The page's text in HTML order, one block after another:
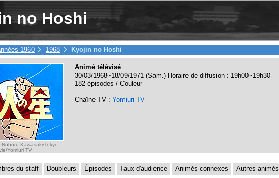
no Hoshi
1960 1968 Kyojin no Hoshi
Kawasaki·Tokyo
Yomiuri TV
Animé télévisé
30/03/1968~18/09/1971 (Sam.) Horaire de diffusion : 19h00~19h30
182 épisodes / Couleur
Chaîne TV : Yomiuri TV
du staff Doubleurs Épisodes Taux d'audience Animés connexes Autres animés